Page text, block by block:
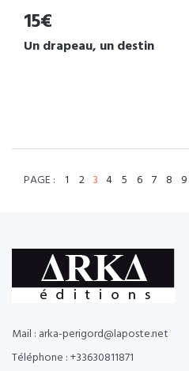
15€
Un drapeau, un destin
PAGE : 1 2 3 4 5 6 7 8 9
Mail : arka-perigord@laposte.net
Téléphone : +33630811871